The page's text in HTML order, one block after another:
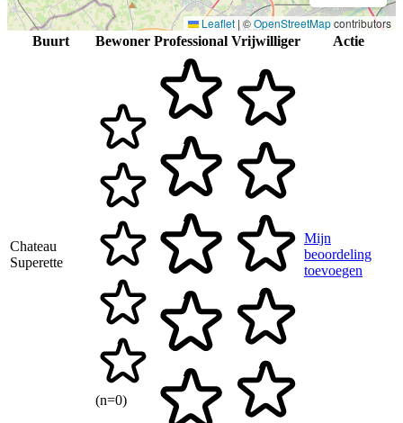
Leaflet | ©OpenStreetMapcontributors
Buurt
Bewoner Professional Vrijwilliger Actie
Chateau
Superette
(n=0)
Mijn
beoordeling
toevoegen